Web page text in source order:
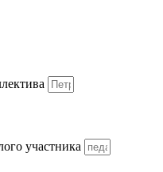
участника